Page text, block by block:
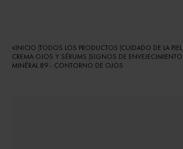
INICIO TODOS LOS PRODUCTOS CUIDADO DE LA PIEL
CREMA OJOS Y SÉRUMS SIGNOS DE ENVEJECIMIENTO
MINÉRAL 89 - CONTORNO DE OJOS